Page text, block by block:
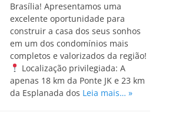
Brasília! Apresentamos uma
excelente oportunidade para
construir a casa dos seus sonhos
em um dos condomínios mais
completos e valorizados da região!
Localização privilegiada: A
apenas 18 km da Ponte JK e 23 km
da Esplanada dos Leia mais… »